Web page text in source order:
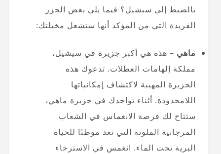
بالضبط إلى سيشيل؟ فيما يلي بعض الجزر
الفريدة التي من المؤكد أنها ستشعل مخيلتك:
ماهي – هذه هي أكبر جزيرة في سيشيل،
مملكة إلهامات العطلات. تدعوك هذه
الجزيرة المهيبة لاكتشاف إمكانياتها
اللامحدودة. أثناء تواجدك في جزيرة ماهي،
ستتاح لك فرصة الانغماس في الشعاب
المرجانية الملونة التي تعد موطنًا للحياة
البرية تحت الماء. انغمس في الاسترخاء